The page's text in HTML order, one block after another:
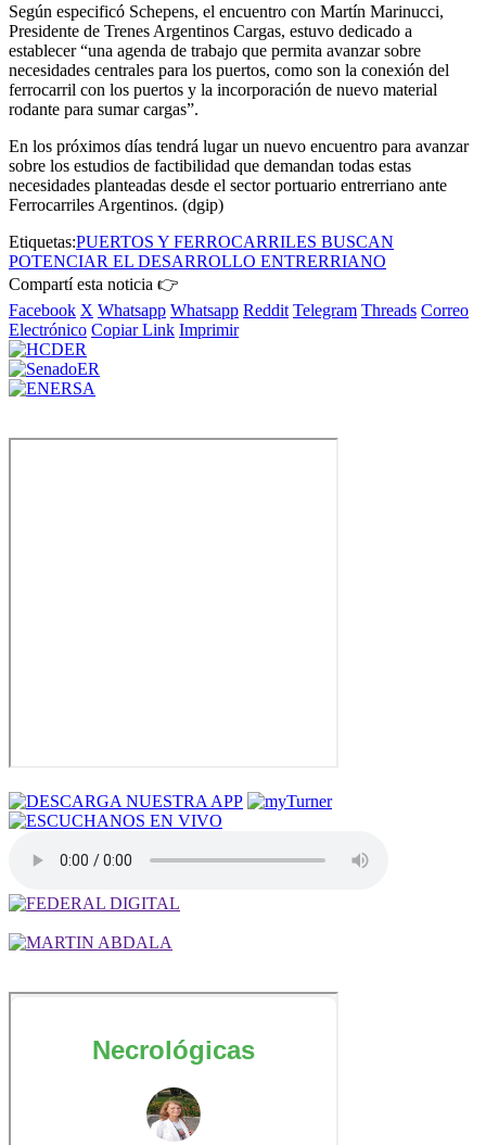
Según especificó Schepens, el encuentro con Martín Marinucci,
Presidente de Trenes Argentinos Cargas, estuvo dedicado a
establecer “una agenda de trabajo que permita avanzar sobre
necesidades centrales para los puertos, como son la conexión del
ferrocarril con los puertos y la incorporación de nuevo material
rodante para sumar cargas”.
En los próximos días tendrá lugar un nuevo encuentro para avanzar
sobre los estudios de factibilidad que demandan todas estas
necesidades planteadas desde el sector portuario entrerriano ante
Ferrocarriles Argentinos. (dgip)
Etiquetas:PUERTOS Y FERROCARRILES BUSCAN
POTENCIAR EL DESARROLLO ENTRERRIANO
Compartí esta noticia 👉
Facebook X Whatsapp Whatsapp Reddit Telegram Threads Correo
Electrónico Copiar Link Imprimir